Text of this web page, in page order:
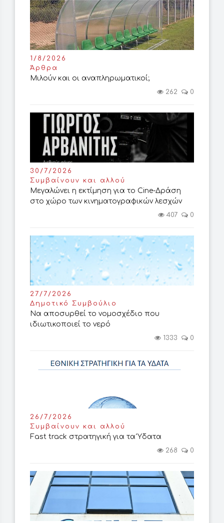
1/8/2026
Άρθρα
Μιλούν και οι αναπληρωματικοί;
262 0
30/7/2026
Συμβαίνουν και αλλού
Μεγαλώνει η εκτίμηση για το Cine-Δράση
στο χώρο των κινηματογραφικών λεσχών
407 0
27/7/2026
Δημοτικό Συμβούλιο
Να αποσυρθεί το νομοσχέδιο που
ιδιωτικοποιεί το νερό
1333 0
26/7/2026
Συμβαίνουν και αλλού
Fast track στρατηγική για τα Ύδατα
268 0